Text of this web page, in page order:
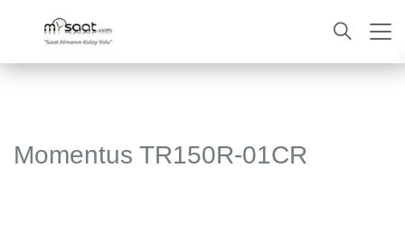
ARA
Momentus TR150R-01CR